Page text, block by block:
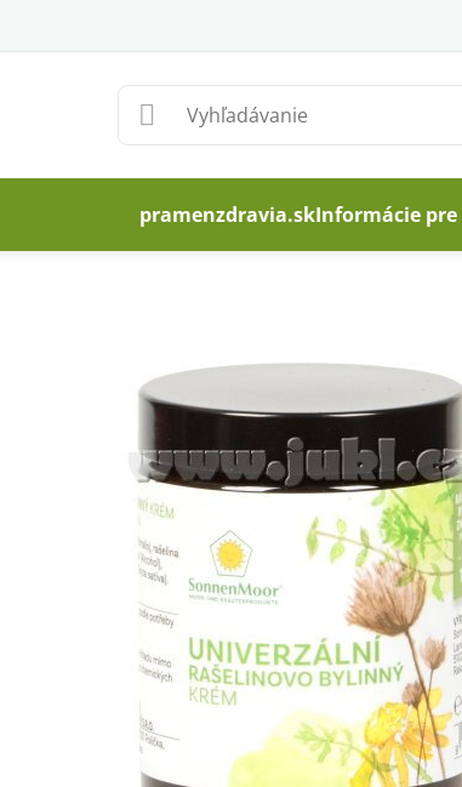
pramenzdravia.skInformácie pre